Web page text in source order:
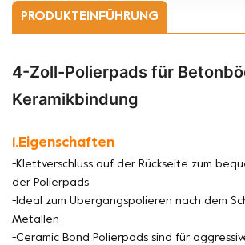
PRODUKTEINFÜHRUNG
4-Zoll-Polierpads für
Keramikbindung
1.Eigenschaften
-Klettverschluss auf der Rückseite zum
der Polierpads
-Ideal zum Übergangspolieren nach dem
Metallen
-Ceramic Bond Polierpads sind für